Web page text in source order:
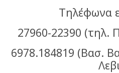
Τηλέφωνα
27960-22390 (τηλ.
6978.184819 (Βασ.